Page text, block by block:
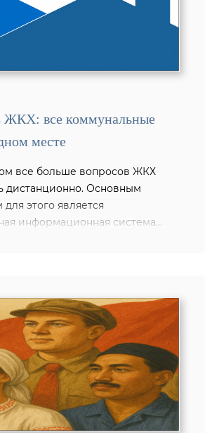
ЖКХ: все коммунальные
месте
все больше вопросов ЖКХ
дистанционно. Основным
этого является
информационная система...